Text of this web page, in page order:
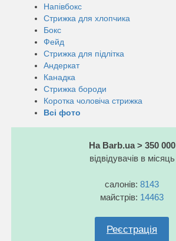
Напівбокс
Стрижка для хлопчика
Бокс
Фейд
Стрижка для підлітка
Андеркат
Канадка
Стрижка бороди
Коротка чоловіча стрижка
Всі фото
На Barb.ua > 350 000
відвідувачів в місяць
салонів: 8143
майстрів: 14463
Реєстрація